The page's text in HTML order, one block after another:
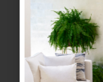
3) Romelia